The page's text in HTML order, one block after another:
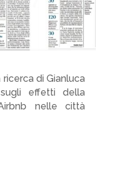
di Gianluca
effetti della
nelle città